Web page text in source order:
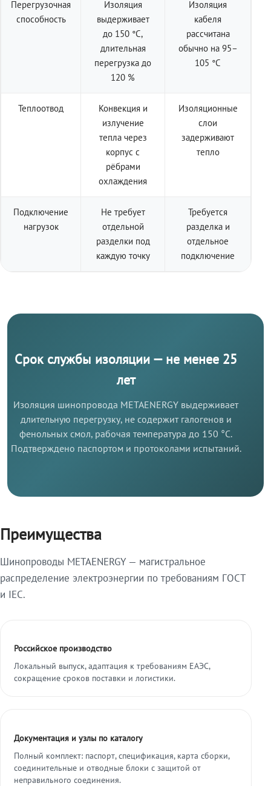
Перегрузочная
способность
Изоляция
выдерживает
до 150 °C,
длительная
перегрузка до
120 %
Изоляция
кабеля
рассчитана
обычно на 95–
105 °C
Теплоотвод
Конвекция и
излучение
тепла через
корпус с
рёбрами
охлаждения
Изоляционные
слои
задерживают
тепло
Подключение
нагрузок
Не требует
отдельной
разделки под
каждую точку
Требуется
разделка и
отдельное
подключение
Срок службы изоляции — не менее 25
лет
Изоляция шинопровода METAENERGY выдерживает
длительную перегрузку, не содержит галогенов и
фенольных смол, рабочая температура до 150 °C.
Подтверждено паспортом и протоколами испытаний.
Преимущества
Шинопроводы METAENERGY — магистральное
распределение электроэнергии по требованиям ГОСТ
и IEC.
Российское производство
Локальный выпуск, адаптация к требованиям ЕАЭС,
сокращение сроков поставки и логистики.
Документация и узлы по каталогу
Полный комплект: паспорт, спецификация, карта сборки,
соединительные и отводные блоки с защитой от
неправильного соединения.